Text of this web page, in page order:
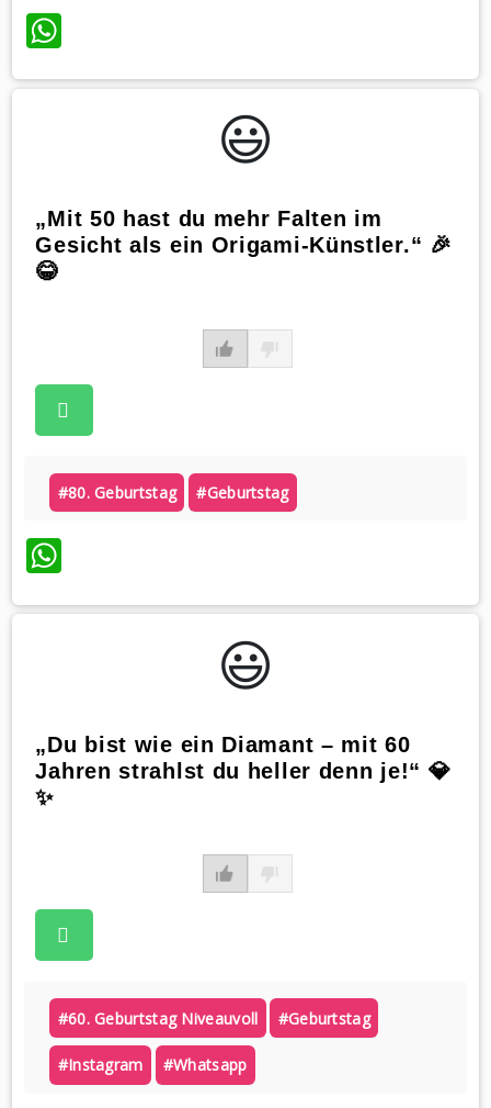
WhatsApp
😃️
„Mit 50 hast du mehr Falten im
Gesicht als ein Origami-Künstler.“ 🎉
😂
#80. Geburtstag #geburtstag
WhatsApp
😃️
„Du bist wie ein Diamant – mit 60
Jahren strahlst du heller denn je!“ 💎
✨
#60. Geburtstag Niveauvoll #geburtstag
#instagram #whatsapp